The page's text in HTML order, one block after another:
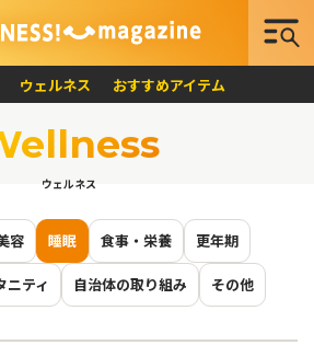
ウェルネス おすすめアイテム
ウェルネス
容 睡眠 食事・栄養 更年期
ニティ 自治体の取り組み その他